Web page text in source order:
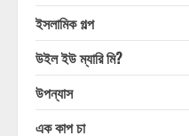
ইসলামিক গল্প
উইল ইউ ম্যারি মি?
উপন্যাস
এক কাপ চা